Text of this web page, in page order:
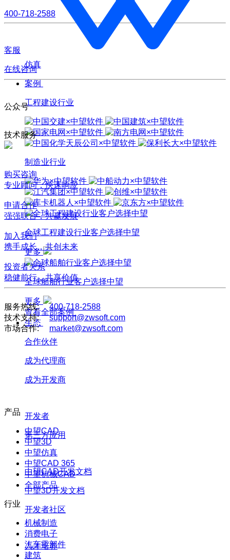
仿真
案例
工程建设行业
制造业行业
全球工程建设行业客户选择中望
更多
全球船舶行业客户选择中望
更多
查看全部案例
生态
合作伙伴
成为代理商
成为开发商
开发者
第三方应用
中望CAD开发文档
中望3D开发文档
开发者社区
人才培养
400-718-2588
客服
在线咨询
公众号
技术服务
购买咨询
专业顾问，快速响应
申请合作
强强联合，共赢发展
加入我们
携手成长，共创未来
投资者关系
稳健前行，共享价值
服务热线: 400-718-2588
技术支持: support@zwsoft.com
市场合作:
market@zwsoft.com
产品
中望CAD
中望3D
中望仿真
中望CAD 365
中望机械CAD
全部产品
行业
机械制造
消费电子
汽车零部件
建筑